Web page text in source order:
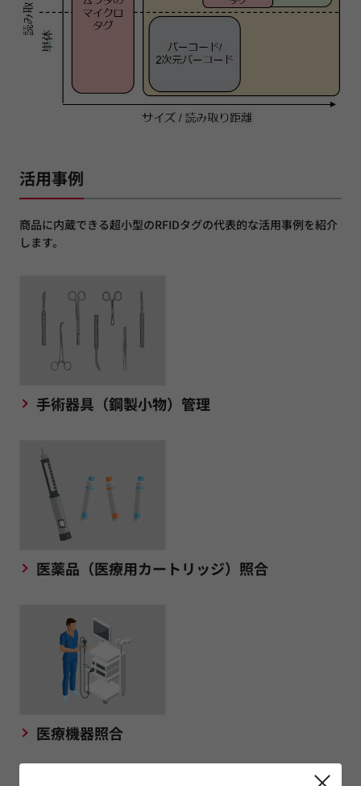
活用事例
商品に内蔵できる超小型のRFIDタグの代表的な活用事例を紹介
します。
手術器具（鋼製小物）管理
医薬品（医療用カートリッジ）照合
医療機器照合